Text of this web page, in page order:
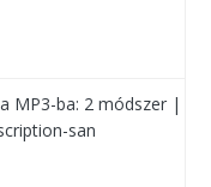
MP3-ba: 2 módszer |
san